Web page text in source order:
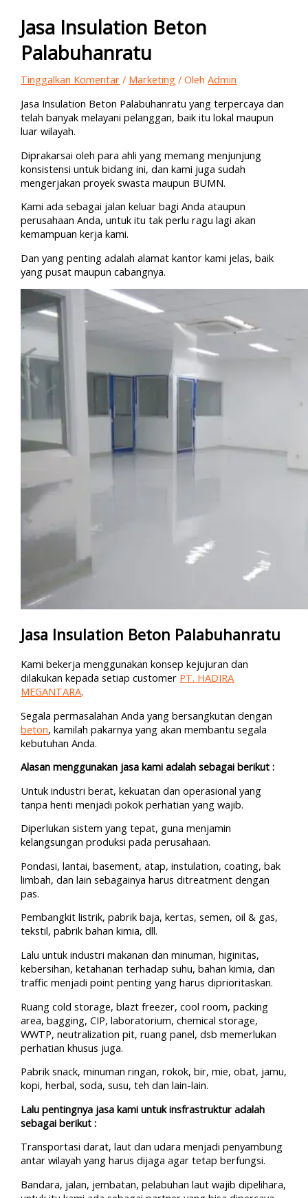
Jasa Insulation Beton
Palabuhanratu
Tinggalkan Komentar / Marketing / OlehAdmin
Jasa Insulation Beton Palabuhanratu yang terpercaya dan
telah banyak melayani pelanggan, baik itu lokal maupun
luar wilayah.
Diprakarsai oleh para ahli yang memang menjunjung
konsistensi untuk bidang ini, dan kami juga sudah
mengerjakan proyek swasta maupun BUMN.
Kami ada sebagai jalan keluar bagi Anda ataupun
perusahaan Anda, untuk itu tak perlu ragu lagi akan
kemampuan kerja kami.
Dan yang penting adalah alamat kantor kami jelas, baik
yang pusat maupun cabangnya.
Jasa Insulation Beton Palabuhanratu
Kami bekerja menggunakan konsep kejujuran dan
dilakukan kepada setiap customer PT. HADIRA
MEGANTARA.
Segala permasalahan Anda yang bersangkutan dengan
beton, kamilah pakarnya yang akan membantu segala
kebutuhan Anda.
Alasan menggunakan jasa kami adalah sebagai berikut :
Untuk industri berat, kekuatan dan operasional yang
tanpa henti menjadi pokok perhatian yang wajib.
Diperlukan sistem yang tepat, guna menjamin
kelangsungan produksi pada perusahaan.
Pondasi, lantai, basement, atap, instulation, coating, bak
limbah, dan lain sebagainya harus ditreatment dengan
pas.
Pembangkit listrik, pabrik baja, kertas, semen, oil & gas,
tekstil, pabrik bahan kimia, dll.
Lalu untuk industri makanan dan minuman, higinitas,
kebersihan, ketahanan terhadap suhu, bahan kimia, dan
traffic menjadi point penting yang harus diprioritaskan.
Ruang cold storage, blazt freezer, cool room, packing
area, bagging, CIP, laboratorium, chemical storage,
WWTP, neutralization pit, ruang panel, dsb memerlukan
perhatian khusus juga.
Pabrik snack, minuman ringan, rokok, bir, mie, obat, jamu,
kopi, herbal, soda, susu, teh dan lain-lain.
Lalu pentingnya jasa kami untuk insfrastruktur adalah
sebagai berikut :
Transportasi darat, laut dan udara menjadi penyambung
antar wilayah yang harus dijaga agar tetap berfungsi.
Bandara, jalan, jembatan, pelabuhan laut wajib dipelihara,